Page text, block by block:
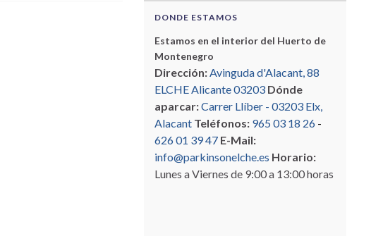
DONDE ESTAMOS
Estamos en el interior del Huerto de
Montenegro
Dirección:Avinguda d'Alacant, 88
ELCHE Alicante 03203 Dónde
aparcar:Carrer Llíber - 03203 Elx,
Alacant Teléfonos: 965 03 18 26-
626 01 39 47 E-Mail:
info@parkinsonelche.es Horario:
Lunes a Viernes de 9:00 a 13:00 horas